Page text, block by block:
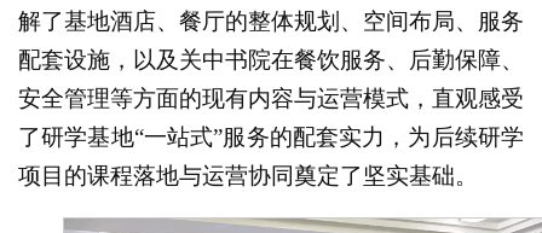
解了基地酒店、餐厅的整体规划、空间布局、服务
配套设施，以及关中书院在餐饮服务、后勤保障、
安全管理等方面的现有内容与运营模式，直观感受
了研学基地“一站式”服务的配套实力，为后续研学
项目的课程落地与运营协同奠定了坚实基础。